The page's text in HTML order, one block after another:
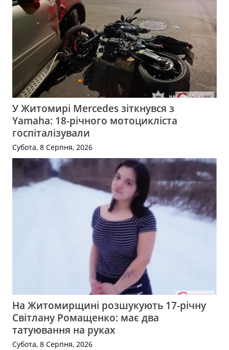
У Житомирі Mercedes зіткнувся з
Yamaha: 18-річного мотоцикліста
госпіталізували
Субота, 8 Серпня, 2026
На Житомирщині розшукують 17-річну
Світлану Ромащенко: має два
татуювання на руках
Субота, 8 Серпня, 2026